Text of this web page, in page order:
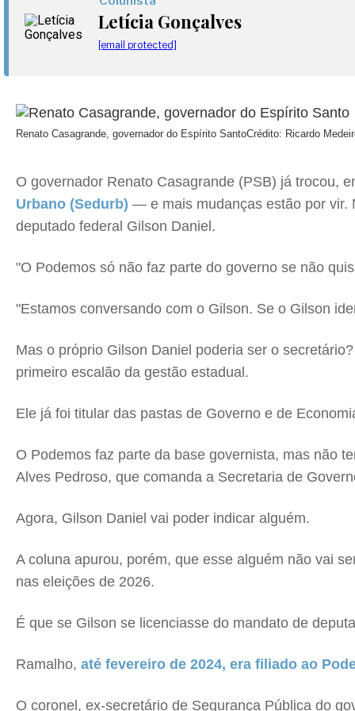
Letícia Gonçalves
[email protected]
Renato Casagrande, governador do Espírito SantoCrédito: Ricardo
O governador Renato Casagrande (PSB) já trocou,
Urbano (Sedurb) — e mais mudanças estão por vir.
deputado federal Gilson Daniel.
"O Podemos só não faz parte do governo se não
"Estamos conversando com o Gilson. Se o Gilson
Mas o próprio Gilson Daniel poderia ser o
primeiro escalão da gestão estadual.
Ele já foi titular das pastas de Governo e de
O Podemos faz parte da base governista, mas não
Alves Pedroso, que comanda a Secretaria de
Agora, Gilson Daniel vai poder indicar alguém.
A coluna apurou, porém, que esse alguém não vai
nas eleições de 2026.
É que se Gilson se licenciasse do mandato de
Ramalho, até fevereiro de 2024, era filiado ao
O coronel, ex-secretário de Segurança Pública do